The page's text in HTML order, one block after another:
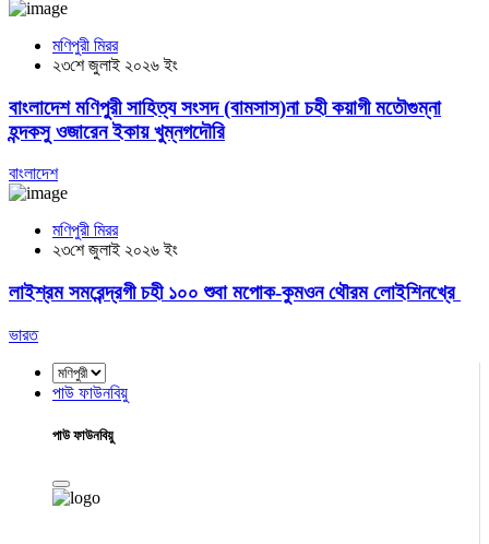
মণিপুরী মিরর
২৩শে জুলাই ২০২৬ ইং
বাংলাদেশ মণিপুরী সাহিত্য সংসদ (বামসাস)না চহী কয়াগী মতৌগুম্না
হন্দকসু ওজারেন ইকায় খুম্নগদৌরি
বাংলাদেশ
মণিপুরী মিরর
২৩শে জুলাই ২০২৬ ইং
লাইশ্রম সমরেন্দ্রগী চহী ১০০ শুবা মপোক-কুমওন থৌরম লোইশিনখ্রে
ভারত
পাউ ফাউনবিয়ু
পাউ ফাউনবিয়ু